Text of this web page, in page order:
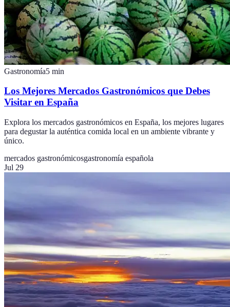
Gastronomía5 min
Los Mejores Mercados Gastronómicos que Debes
Visitar en España
Explora los mercados gastronómicos en España, los mejores lugares
para degustar la auténtica comida local en un ambiente vibrante y
único.
mercados gastronómicosgastronomía española
Jul 29